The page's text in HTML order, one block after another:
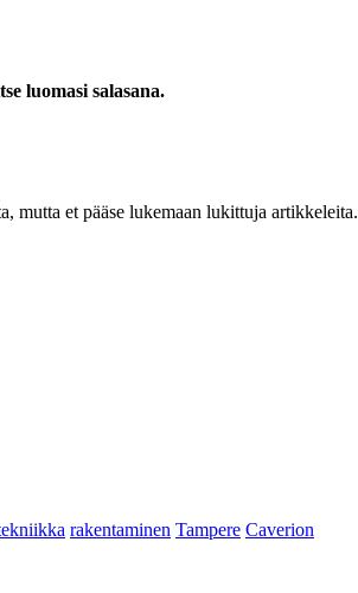
luomasi salasana.
mutta et pääse lukemaan lukittuja artikkeleita.
rakentaminen Tampere Caverion